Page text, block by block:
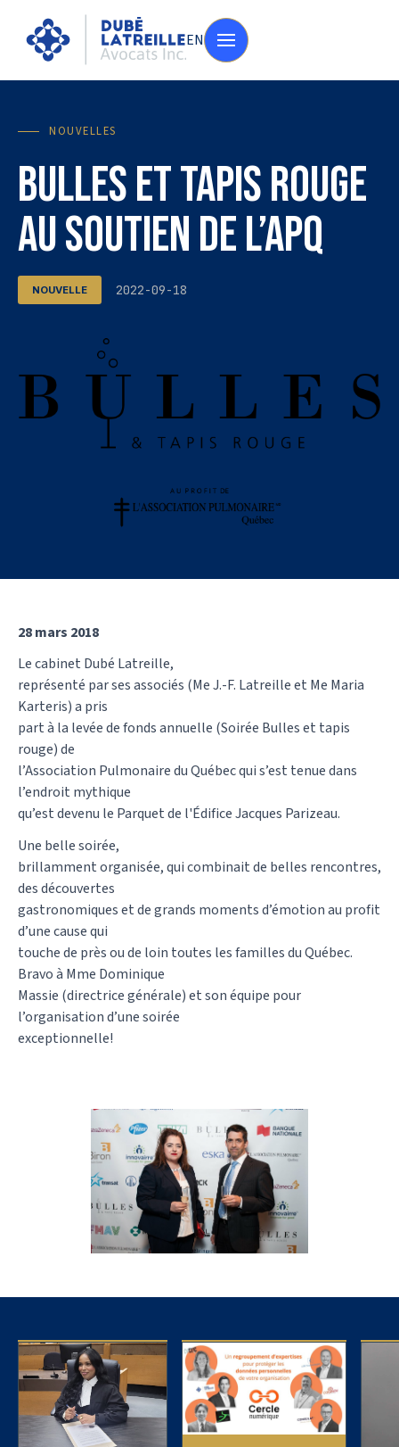
EN
NOUVELLES
Bulles et tapis rouge
au soutien de l’APQ
NOUVELLE 2022-09-18
28 mars 2018
Le cabinet Dubé Latreille,
représenté par ses associés (Me J.-F. Latreille et Me Maria
Karteris) a pris
part à la levée de fonds annuelle (Soirée Bulles et tapis
rouge) de
l’Association Pulmonaire du Québec qui s’est tenue dans
l’endroit mythique
qu’est devenu le Parquet de l'Édifice Jacques Parizeau.
Une belle soirée,
brillamment organisée, qui combinait de belles rencontres,
des découvertes
gastronomiques et de grands moments d’émotion au profit
d’une cause qui
touche de près ou de loin toutes les familles du Québec.
Bravo à Mme Dominique
Massie (directrice générale) et son équipe pour
l’organisation d’une soirée
exceptionnelle!